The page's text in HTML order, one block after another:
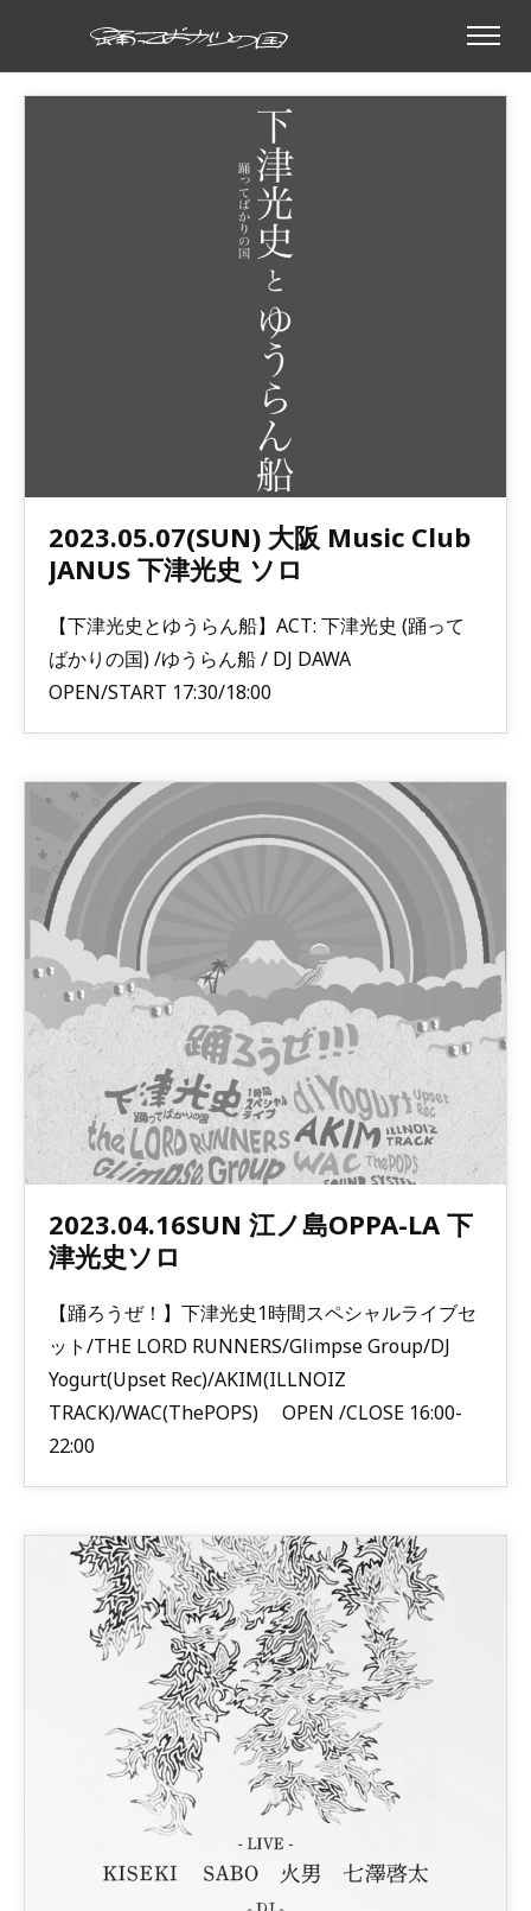
2023.05.07(SUN) 大阪 Music Club
JANUS 下津光史 ソロ
【下津光史とゆうらん船】ACT: 下津光史 (踊って
ばかりの国) /ゆうらん船 / DJ DAWA
OPEN/START 17:30/18:00
2023.04.16SUN 江ノ島OPPA-LA 下
津光史ソロ
【踊ろうぜ！】下津光史1時間スペシャルライブセ
ット/THE LORD RUNNERS/Glimpse Group/DJ
Yogurt(Upset Rec)/AKIM(ILLNOIZ
TRACK)/WAC(ThePOPS) OPEN /CLOSE 16:00-
22:00